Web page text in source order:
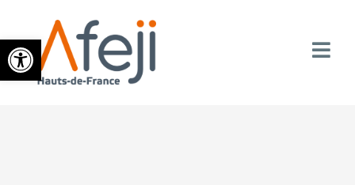
Ouvrir la barre d’outils